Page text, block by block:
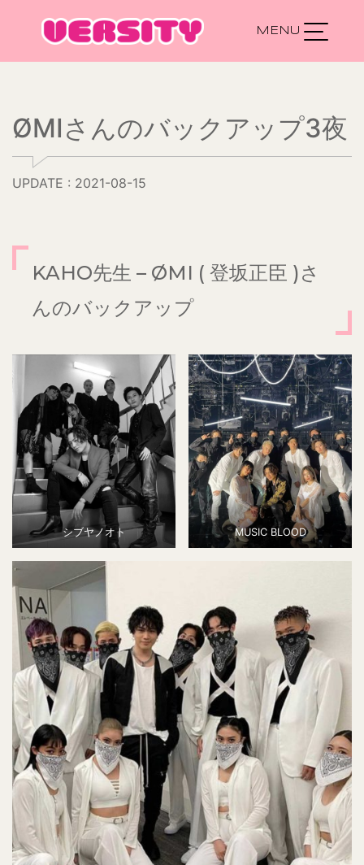
Main Navigation
ØMIさんのバックアップ3夜
UPDATE : 2021-08-15
KAHO先生 – ØMI ( 登坂正臣 )さ
んのバックアップ
シブヤノオト MUSIC BLOOD